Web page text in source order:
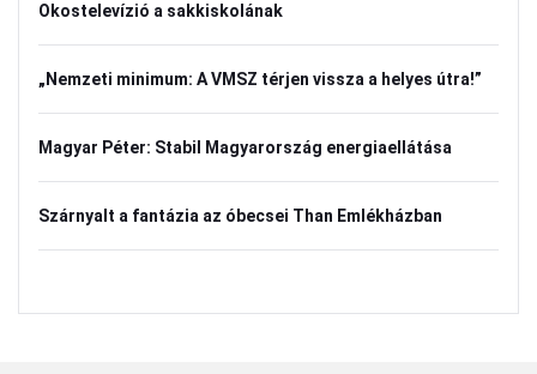
Okostelevízió a sakkiskolának
„Nemzeti minimum: A VMSZ térjen vissza a helyes útra!”
Magyar Péter: Stabil Magyarország energiaellátása
Szárnyalt a fantázia az óbecsei Than Emlékházban